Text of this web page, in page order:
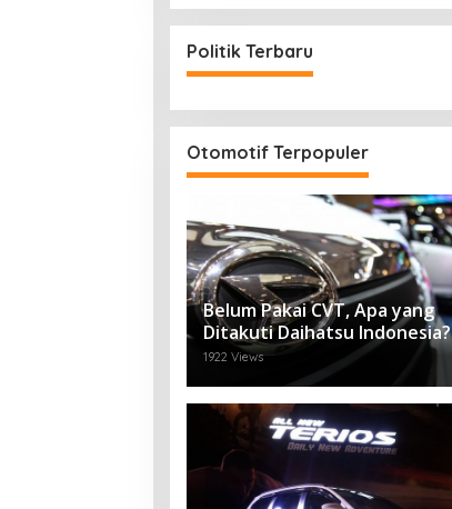
Politik Terbaru
Otomotif Terpopuler
Belum Pakai CVT, Apa yang
Ditakuti Daihatsu Indonesia?
1922 Views